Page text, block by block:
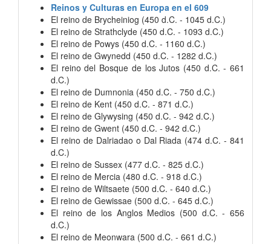
Reinos y Culturas en Europa en el 609
El reino de Brycheiniog (450 d.C. - 1045 d.C.)
El reino de Strathclyde (450 d.C. - 1093 d.C.)
El reino de Powys (450 d.C. - 1160 d.C.)
El reino de Gwynedd (450 d.C. - 1282 d.C.)
El reino del Bosque de los Jutos (450 d.C. - 661
d.C.)
El reino de Dumnonia (450 d.C. - 750 d.C.)
El reino de Kent (450 d.C. - 871 d.C.)
El reino de Glywysing (450 d.C. - 942 d.C.)
El reino de Gwent (450 d.C. - 942 d.C.)
El reino de Dalriadao o Dal Riada (474 d.C. - 841
d.C.)
El reino de Sussex (477 d.C. - 825 d.C.)
El reino de Mercia (480 d.C. - 918 d.C.)
El reino de Wiltsaete (500 d.C. - 640 d.C.)
El reino de Gewissae (500 d.C. - 645 d.C.)
El reino de los Anglos Medios (500 d.C. - 656
d.C.)
El reino de Meonwara (500 d.C. - 661 d.C.)